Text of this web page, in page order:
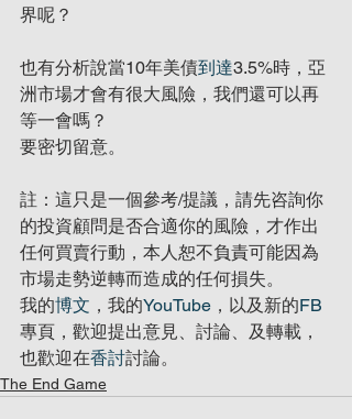
界呢？
也有分析說當10年美債到達3.5%時，亞
洲市場才會有很大風險，我們還可以再
等一會嗎？
要密切留意。
註：這只是一個參考/提議，請先咨詢你
的投資顧問是否合適你的風險，才作出
任何買賣行動，本人恕不負責可能因為
市場走勢逆轉而造成的任何損失。
我的博文 ，我的YouTube ，以及新的FB
專頁，歡迎提出意見、討論、及轉載，
也歡迎在香討討論。
The End Game